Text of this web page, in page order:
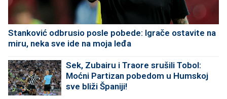
Stanković odbrusio posle pobede: Igrače ostavite na
miru, neka sve ide na moja leđa
Sek, Zubairu i Traore srušili Tobol:
Moćni Partizan pobedom u Humskoj
sve bliži Španiji!